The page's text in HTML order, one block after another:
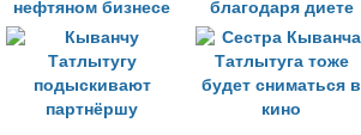
нефтяном бизнесе
благодаря диете
своего кузена